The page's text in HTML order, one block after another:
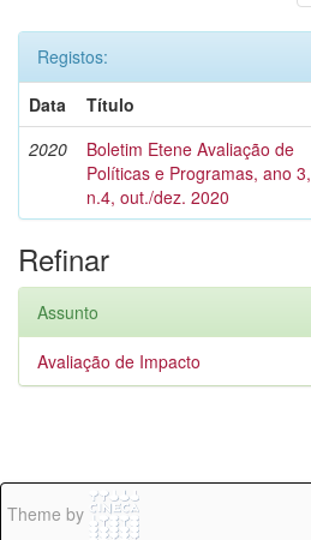
Registos:
Data
Título
2020
Boletim Etene Avaliação de
Políticas e Programas, ano 3,
n.4, out./dez. 2020
Refinar
Assunto
Avaliação de Impacto
Theme by